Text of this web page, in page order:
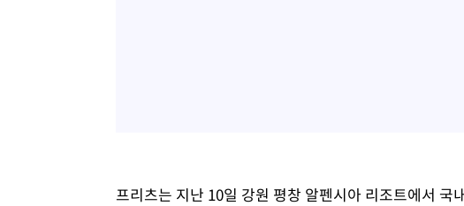
프리츠는 지난 10일 강원 평창 알펜시아 리조트에서